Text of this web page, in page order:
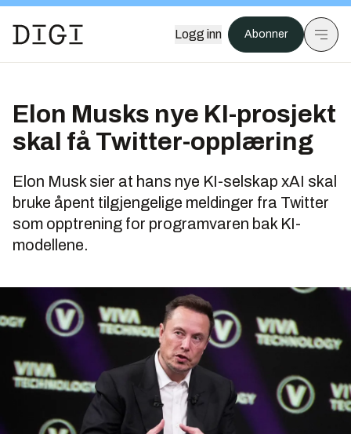
Logg inn Abonner
Elon Musks nye KI-prosjekt
skal få Twitter-opplæring
Elon Musk sier at hans nye KI-selskap xAI skal
bruke åpent tilgjengelige meldinger fra Twitter
som opptrening for programvaren bak KI-
modellene.